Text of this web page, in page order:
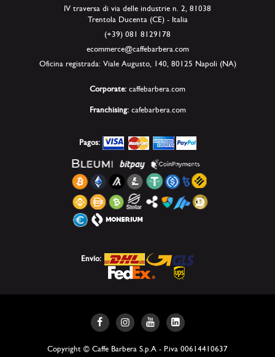
IV traversa di via delle industrie n. 2, 81038
Trentola Ducenta (CE) - Italia
(+39) 081 8129178
ecommerce@caffebarbera.com
Oficina registrada: Viale Augusto, 140, 80125 Napoli (NA)
Corporate: caffebarbera.com
Franchising: cafebarbera.com
Pagos:
Envío:
Copyright © Caffe Barbera S.p.A - P.iva 00614410637